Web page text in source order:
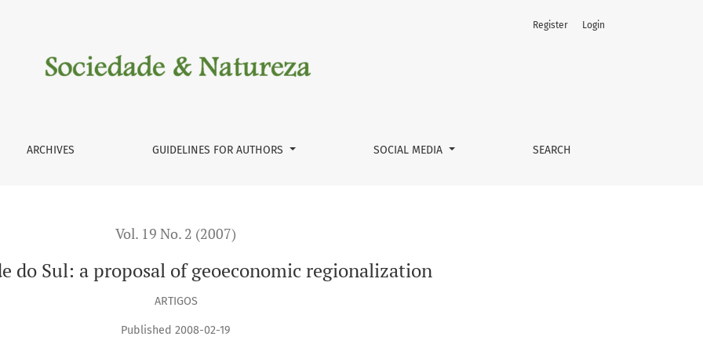
regionalization
ARCHIVES GUIDELINES FOR AUTHORS SOCIAL MEDIA SEARCH
Register Login
Vol. 19 No. 2 (2007)
do Sul: a proposal of geoeconomic regionalization
ARTIGOS
Published 2008-02-19